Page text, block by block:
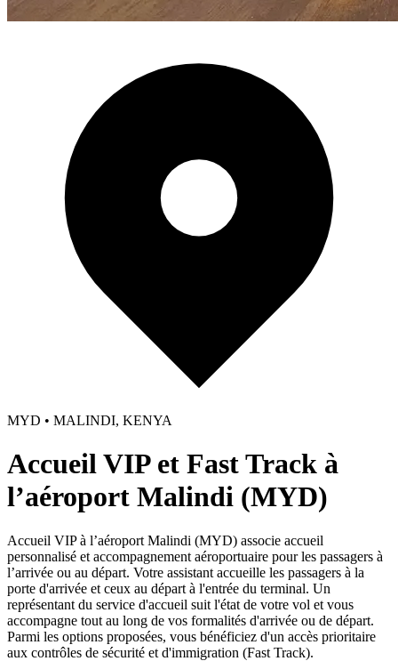
MYD • MALINDI, KENYA
Accueil VIP et Fast Track à
l’aéroport Malindi (MYD)
Accueil VIP à l’aéroport Malindi (MYD) associe accueil
personnalisé et accompagnement aéroportuaire pour les passagers à
l’arrivée ou au départ. Votre assistant accueille les passagers à la
porte d'arrivée et ceux au départ à l'entrée du terminal. Un
représentant du service d'accueil suit l'état de votre vol et vous
accompagne tout au long de vos formalités d'arrivée ou de départ.
Parmi les options proposées, vous bénéficiez d'un accès prioritaire
aux contrôles de sécurité et d'immigration (Fast Track).